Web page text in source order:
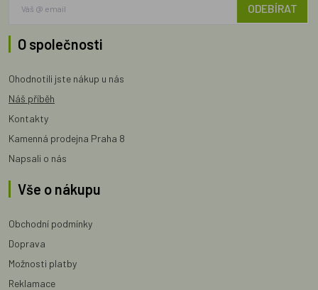
ODEBÍRAT
O společnosti
Ohodnotili jste nákup u nás
Náš příběh
Kontakty
Kamenná prodejna Praha 8
Napsali o nás
Vše o nákupu
Obchodní podmínky
Doprava
Možnosti platby
Reklamace